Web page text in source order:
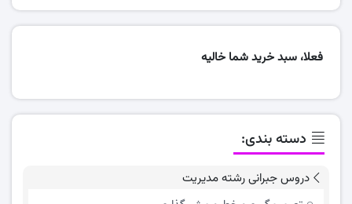
فعلا، سبد خرید شما خالیه
دسته بندی:
دروس جبرانی رشته مدیریت